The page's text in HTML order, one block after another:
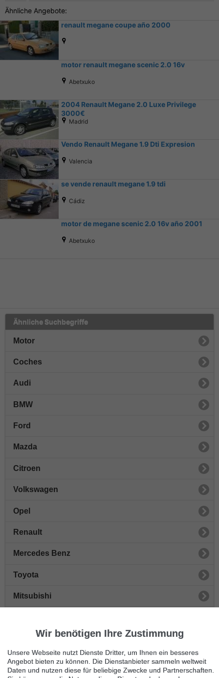
Ähnliche Angebote:
renault megane coupe año 2000
motor renault megane scenic 2.0 16v
Abetxuko
2004 Renault Megane 2.0 Luxe Privilege
3000€
Madrid
Vendo Renault Megane 1.9 Dti Expresion
Valencia
se vende renault megane 1.9 tdi
Cádiz
motor de megane scenic 2.0 16v año 2001
Abetxuko
Ähnliche Suchbegriffe
Motor
Coches
Audi
BMW
Ford
Mazda
Citroen
Volkswagen
Opel
Renault
Mercedes Benz
Toyota
Mitsubishi
Peugeot
Sonstige Autos
Wir benötigen Ihre Zustimmung
Unsere Webseite nutzt Dienste Dritter, um Ihnen ein besseres
Angebot bieten zu können. Die Dienstanbieter sammeln weltweit
Daten und nutzen diese für beliebige Zwecke und Partnerschaften.